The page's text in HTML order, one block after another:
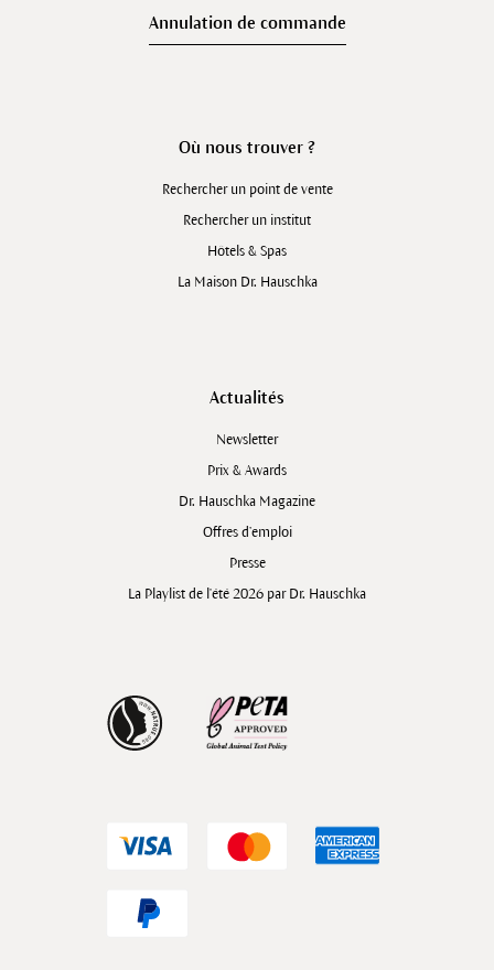
Annulation de commande
Où nous trouver ?
Rechercher un point de vente
Rechercher un institut
Hôtels & Spas
La Maison Dr. Hauschka
Actualités
Newsletter
Prix & Awards
Dr. Hauschka Magazine
Offres d’emploi
Presse
La Playlist de l'été 2026 par Dr. Hauschka